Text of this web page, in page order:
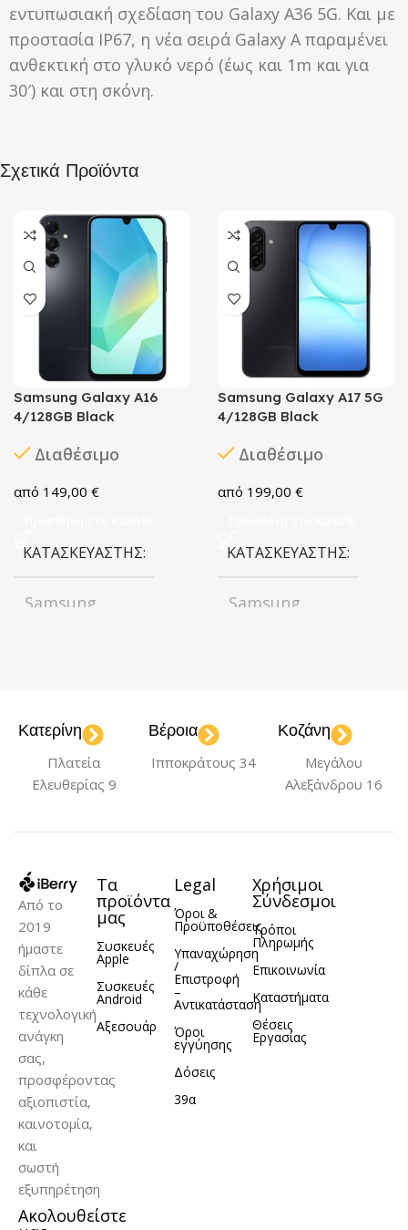
εντυπωσιακή σχεδίαση του Galaxy A36 5G. Και με
προστασία IP67, η νέα σειρά Galaxy A παραμένει
ανθεκτική στο γλυκό νερό (έως και 1m και για
30′) και στη σκόνη.
Σχετικά Προϊόντα
Samsung Galaxy A16
4/128GB Black
Διαθέσιμο
149,00 €
ΚΑΤΑΣΚΕΥΑΣΤΉΣ
Samsung
128GB
2024
Samsung Galaxy A17 5G
4/128GB Black
Διαθέσιμο
199,00 €
ΚΑΤΑΣΚΕΥΑΣΤΉΣ
Samsung
128GB
Κατερίνη
Πλατεία
Ελευθερίας 9
Βέροια
Ιπποκράτους 34
Κοζάνη
Μεγάλου
Αλεξάνδρου 16
Από το
2019
ήμαστε
δίπλα σε
κάθε
τεχνολογική
ανάγκη
σας,
προσφέροντας
αξιοπιστία,
καινοτομία,
και
σωστή
εξυπηρέτηση
Ακολουθείστε
Τα
προϊόντα
μας
Συσκευές
Apple
Συσκευές
Android
Αξεσουάρ
Legal
Όροι &
Προϋποθέσεις
Υπαναχώρηση
/
Επιστροφή
–
Αντικατάσταση
Όροι
εγγύησης
Δόσεις
39α
Χρήσιμοι
Σύνδεσμοι
Τρόποι
Πληρωμής
Επικοινωνία
Καταστήματα
Θέσεις
Εργασίας